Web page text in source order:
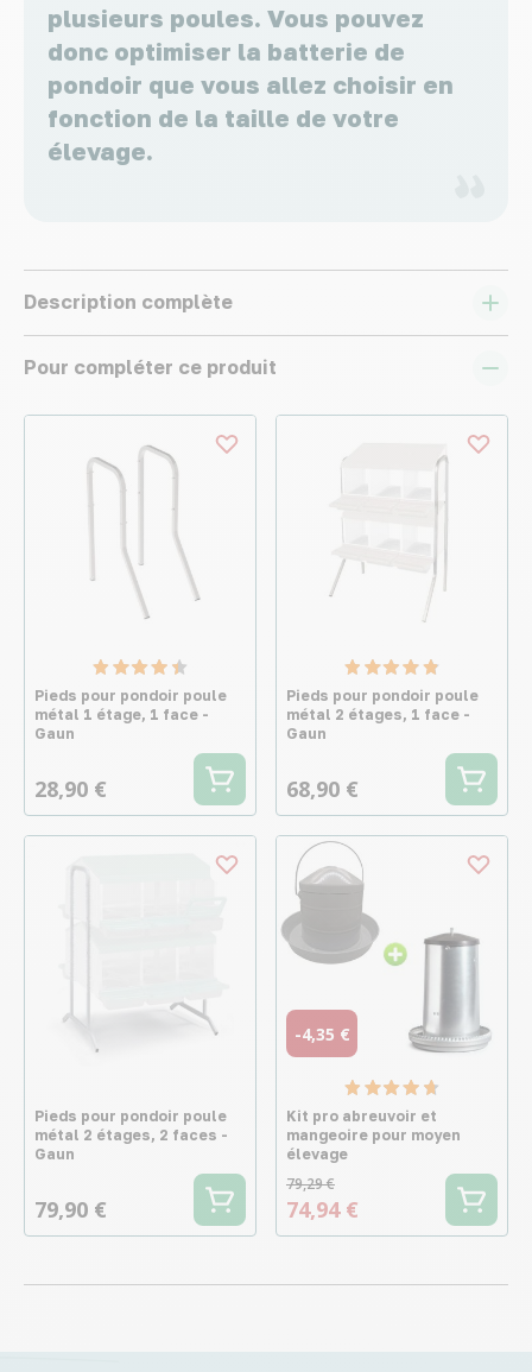
plusieurs poules. Vous pouvez
donc optimiser la batterie de
pondoir que vous allez choisir en
fonction de la taille de votre
élevage.
Description complète
Pour compléter ce produit
Pieds pour pondoir poule
métal 1 étage, 1 face -
Gaun
28,90 €
Pieds pour pondoir poule
métal 2 étages, 1 face -
Gaun
68,90 €
Pieds pour pondoir poule
métal 2 étages, 2 faces -
Gaun
79,90 €
-4,35 €
Kit pro abreuvoir et
mangeoire pour moyen
élevage
79,29 €
74,94 €